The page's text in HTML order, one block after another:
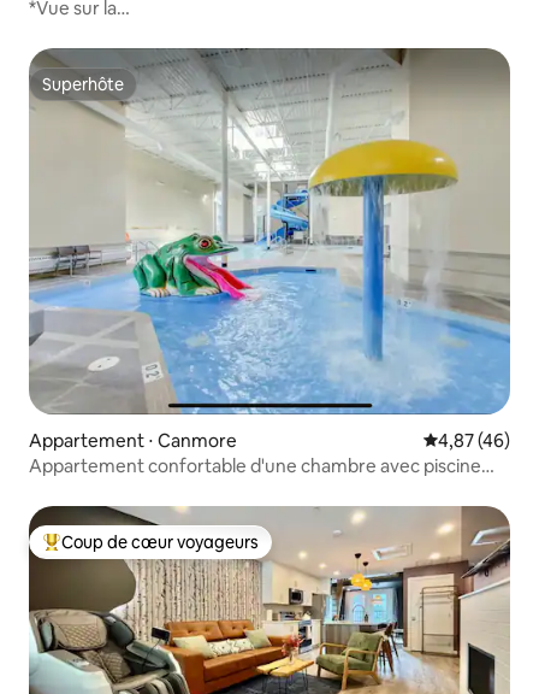
*Vue sur la
Superhôte
Superhôte
Appartement ⋅ Canmore Évaluation
4,87 (46)
Appartement confortable d'une chambre avec piscine
Coups de cœur voyageurs les plus appréciés
Coup de cœur voyageurs